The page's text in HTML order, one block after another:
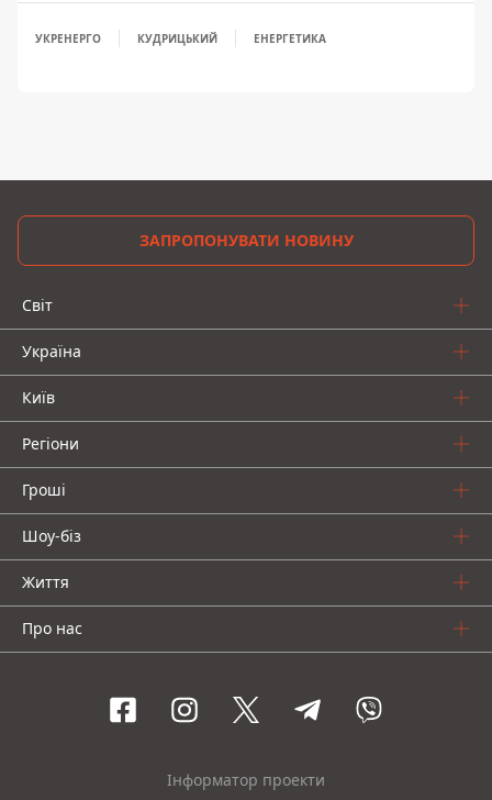
УКРЕНЕРГО КУДРИЦЬКИЙ ЕНЕРГЕТИКА
ЗАПРОПОНУВАТИ НОВИНУ
Світ
Україна
Київ
Регіони
Гроші
Шоу-біз
Життя
Про нас
Інформатор проекти